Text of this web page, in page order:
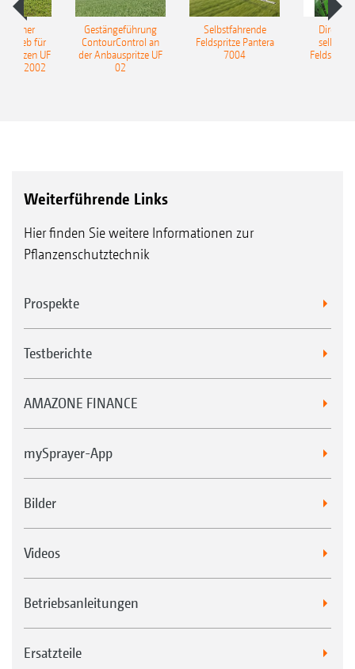
für
UF
UF 2002
Gestängeführung
ContourControl an
der Anbauspritze UF
02
Selbstfahrende
Feldspritze Pantera
7004
Weiterführende Links
Hier finden Sie weitere Informationen zur
Pflanzenschutztechnik
Prospekte
Testberichte
AMAZONE FINANCE
mySprayer-App
Bilder
Videos
Betriebsanleitungen
Ersatzteile